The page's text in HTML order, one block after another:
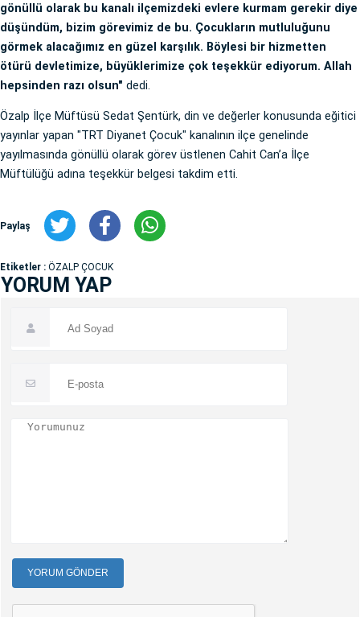
gönüllü olarak bu kanalı ilçemizdeki evlere kurmam gerekir diye
düşündüm, bizim görevimiz de bu. Çocukların mutluluğunu
görmek alacağımız en güzel karşılık. Böylesi bir hizmetten
ötürü devletimize, büyüklerimize çok teşekkür ediyorum. Allah
hepsinden razı olsun" dedi.
Özalp İlçe Müftüsü Sedat Şentürk, din ve değerler konusunda eğitici
yayınlar yapan "TRT Diyanet Çocuk" kanalının ilçe genelinde
yayılmasında gönüllü olarak görev üstlenen Cahit Can’a İlçe
Müftülüğü adına teşekkür belgesi takdim etti.
Paylaş
Etiketler : ÖZALP ÇOCUK
YORUM YAP
YORUM GÖNDER